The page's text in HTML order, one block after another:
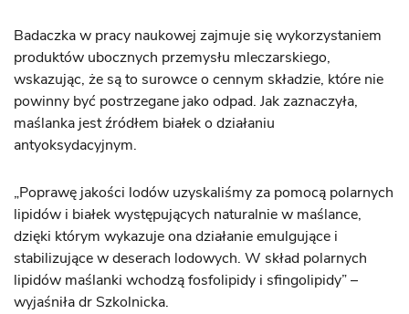
Badaczka w pracy naukowej zajmuje się wykorzystaniem
produktów ubocznych przemysłu mleczarskiego,
wskazując, że są to surowce o cennym składzie, które nie
powinny być postrzegane jako odpad. Jak zaznaczyła,
maślanka jest źródłem białek o działaniu
antyoksydacyjnym.
„Poprawę jakości lodów uzyskaliśmy za pomocą polarnych
lipidów i białek występujących naturalnie w maślance,
dzięki którym wykazuje ona działanie emulgujące i
stabilizujące w deserach lodowych. W skład polarnych
lipidów maślanki wchodzą fosfolipidy i sfingolipidy” –
wyjaśniła dr Szkolnicka.